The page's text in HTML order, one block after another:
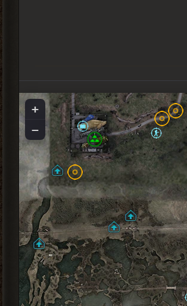
+
−